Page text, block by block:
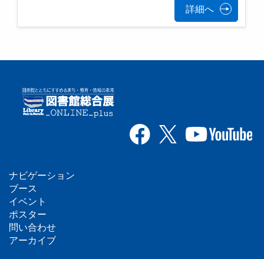
詳細へ
フ
ッ
タ
ナビゲーション
ブース
イベント
ポスター
問い合わせ
アーカイブ